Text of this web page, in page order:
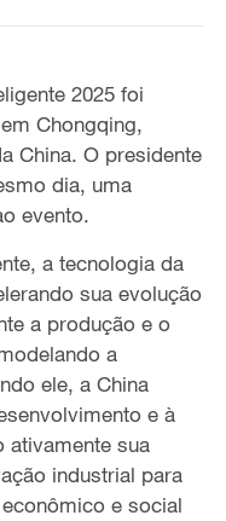
2025 foi
Chongqing,
China. O presidente
dia, uma
evento.
a tecnologia da
sua evolução
a produção e o
a
ele, a China
e à
ativamente sua
industrial para
e social